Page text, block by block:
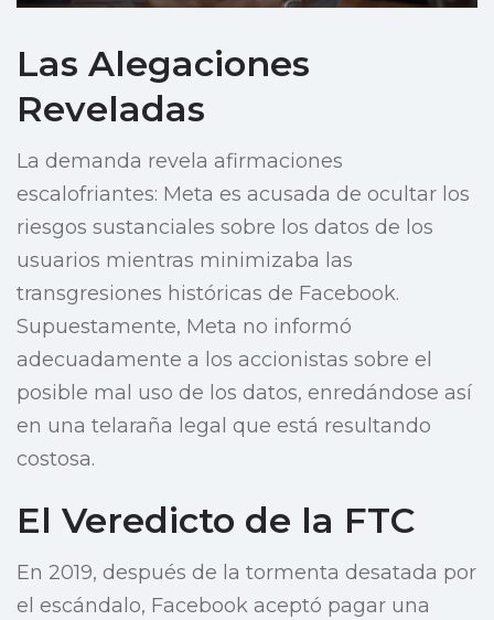
Las Alegaciones
Reveladas
La demanda revela afirmaciones
escalofriantes: Meta es acusada de ocultar los
riesgos sustanciales sobre los datos de los
usuarios mientras minimizaba las
transgresiones históricas de Facebook.
Supuestamente, Meta no informó
adecuadamente a los accionistas sobre el
posible mal uso de los datos, enredándose así
en una telaraña legal que está resultando
costosa.
El Veredicto de la FTC
En 2019, después de la tormenta desatada por
el escándalo, Facebook aceptó pagar una